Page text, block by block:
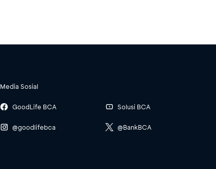
Media Sosial
GoodLife BCA
@goodlifebca
Solusi BCA
@BankBCA